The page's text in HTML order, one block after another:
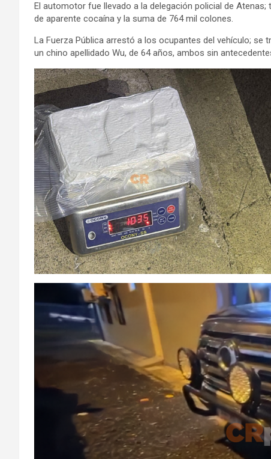
El automotor fue llevado a la delegación policial de
de aparente cocaína y la suma de 764 mil colones.
La Fuerza Pública arrestó a los ocupantes del vehículo;
un chino apellidado Wu, de 64 años, ambos sin